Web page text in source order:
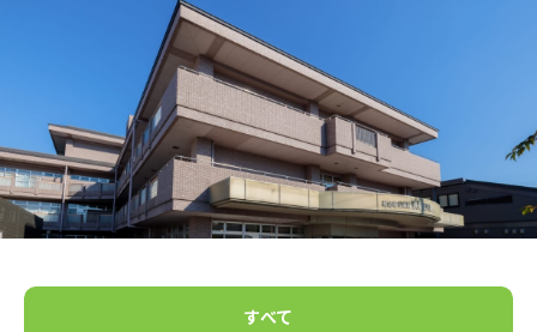
すべて